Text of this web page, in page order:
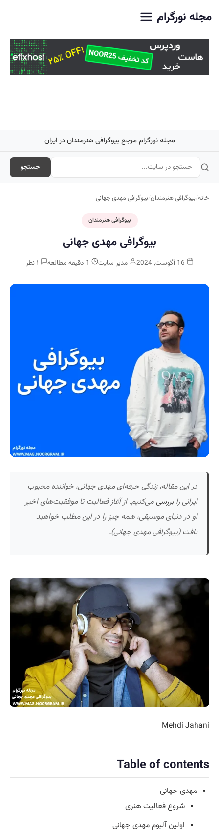
مجله نورگرام
مجله نورگرام مرجع بیوگرافی هنرمندان در ایران
جستجو
خانه/بیوگرافی هنرمندان/بیوگرافی مهدی جهانی
بیوگرافی هنرمندان
بیوگرافی مهدی جهانی
مدیر سایت
در این مقاله، زندگی حرفه‌ای مهدی جهانی، خواننده محبوب
ایرانی را بررسیمی‌کنیم. از آغاز فعالیت تا موفقیت‌های اخیر
او در دنیای موسیقی، همه چیز را در این مطلب خواهید
یافت (بیوگرافی مهدی جهانی).
Mehdi Jahani
Table of contents
مهدی جهانی
شروع فعالیت هنری
اولین آلبوم مهدی جهانی